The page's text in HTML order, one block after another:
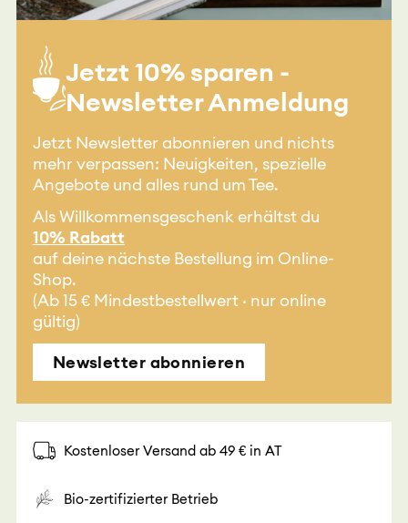
Jetzt 10% sparen -
Newsletter Anmeldung
Jetzt Newsletter abonnieren und nichts
mehr verpassen: Neuigkeiten, spezielle
Angebote und alles rund um Tee.
Als Willkommensgeschenk erhältst du
10% Rabatt
auf deine nächste Bestellung im Online-
Shop.
(Ab 15 € Mindestbestellwert · nur online
gültig)
Newsletter abonnieren
Kostenloser Versand ab 49 € in AT
Bio-zertifizierter Betrieb